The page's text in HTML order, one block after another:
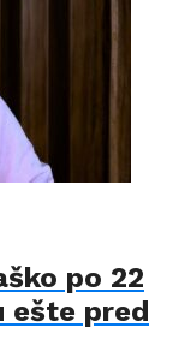
po 22
ešte pred